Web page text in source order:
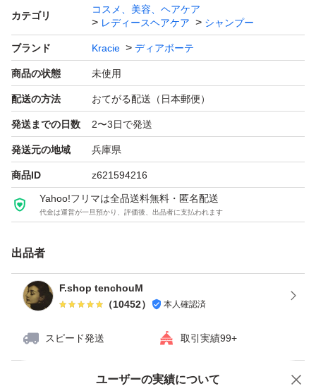
カテゴリ
コスメ、美容、ヘアケア
レディースヘアケア
シャンプー
ブランド Kracie ディアボーテ
商品の状態 未使用
配送の方法 おてがる配送（日本郵便）
発送までの日数 2〜3日で発送
発送元の地域 兵庫県
商品ID z621594216
Yahoo!フリマは全品送料無料・匿名配送
代金は運営が一旦預かり、評価後、出品者に支払われます
出品者
F.shop tenchouM
（10452） 本人確認済
スピード発送 取引実績99+
ユーザーの実績について
価格の相談 商品への質問